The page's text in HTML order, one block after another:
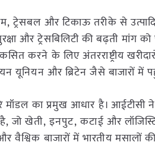
ट्रेसबल और टिकाऊ तरीके से
और ट्रेसबिलिटी की बढ़ती मांग
करने के लिए अंतरराष्ट्रीय
यूनियन और ब्रिटेन जैसे बाजारों
का प्रमुख आधार है। आईटीसी ने
जो खेती, इनपुट, कटाई और
बाजारों में भारतीय मसालों की